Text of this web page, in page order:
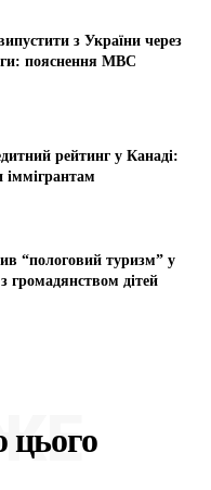
з України через
пояснення МВС
рейтинг у Канаді:
іммігрантам
“пологовий туризм” у
дітей
цього